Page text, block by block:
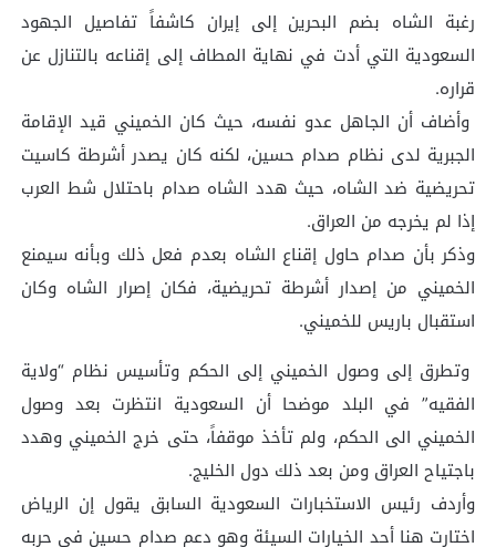
رغبة الشاه بضم البحرين إلى إيران كاشفاً تفاصيل الجهود
السعودية التي أدت في نهاية المطاف إلى إقناعه بالتنازل عن
قراره.
وأضاف أن الجاهل عدو نفسه، حيث كان الخميني قيد الإقامة
الجبرية لدى نظام صدام حسين، لكنه كان يصدر أشرطة كاسيت
تحريضية ضد الشاه، حيث هدد الشاه صدام باحتلال شط العرب
إذا لم يخرجه من العراق.
وذكر بأن صدام حاول إقناع الشاه بعدم فعل ذلك وبأنه سيمنع
الخميني من إصدار أشرطة تحريضية، فكان إصرار الشاه وكان
استقبال باريس للخميني.
وتطرق إلى وصول الخميني إلى الحكم وتأسيس نظام “ولاية
الفقيه” في البلد موضحا أن السعودية انتظرت بعد وصول
الخميني الى الحكم، ولم تأخذ موقفاً، حتى خرج الخميني وهدد
باجتياح العراق ومن بعد ذلك دول الخليج.
وأردف رئيس الاستخبارات السعودية السابق يقول إن الرياض
اختارت هنا أحد الخيارات السيئة وهو دعم صدام حسين في حربه